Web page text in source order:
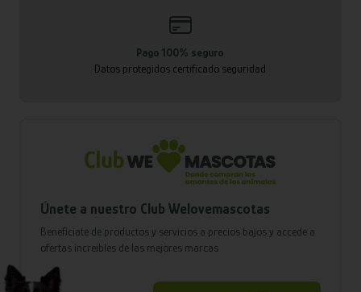
Pago 100% seguro
Datos protegidos certificado seguridad
Únete a nuestro Club Welovemascotas
Benefíciate de productos y servicios a precios bajos y accede a
ofertas increíbles de las mejores marcas